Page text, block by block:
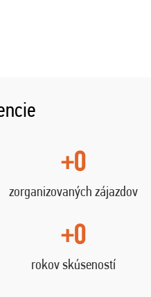
+0
zorganizovaných zájazdov
+0
rokov skúseností